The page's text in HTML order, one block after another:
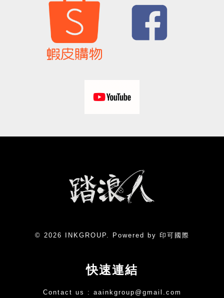
© 2026 INKGROUP. Powered by 印可國際
快速連結
Contact us : aainkgroup@gmail.com